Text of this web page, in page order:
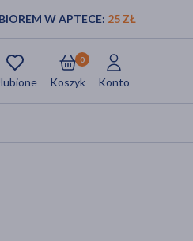
W APTECE: 25 ZŁ
Koszyk
0
Konto